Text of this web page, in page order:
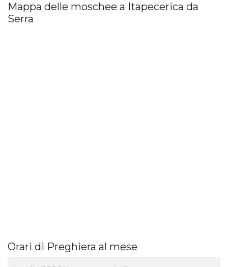
Mappa delle moschee a Itapecerica da
Serra
Orari di Preghiera al mese